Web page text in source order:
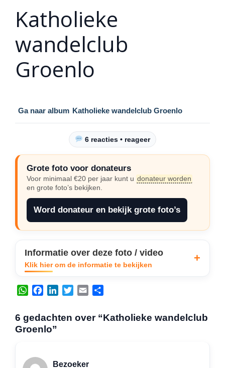
Katholieke
wandelclub
Groenlo
Ga naar album Katholieke wandelclub Groenlo
6 reacties • reageer
Grote foto voor donateurs
Voor minimaal €20 per jaar kunt u donateur worden
en grote foto’s bekijken.
Word donateur en bekijk grote foto’s
Informatie over deze foto / video
Klik hier om de informatie te bekijken
W
t
s
p
e
b
k
i
l
e
6 gedachten over “Katholieke wandelclub
Groenlo”
Bezoeker